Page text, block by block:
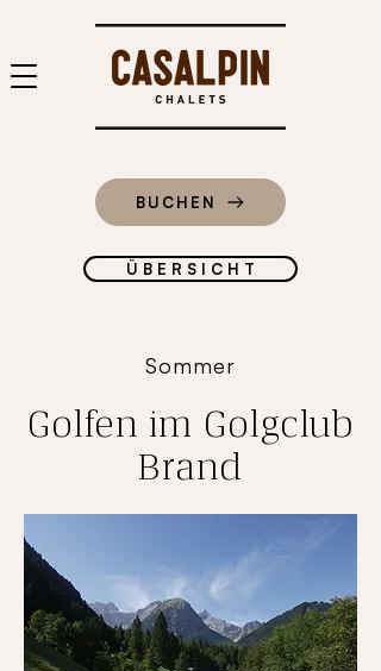
BUCHEN
Ü B E R S I C H T
Sommer
Golfen im Golgclub
Brand